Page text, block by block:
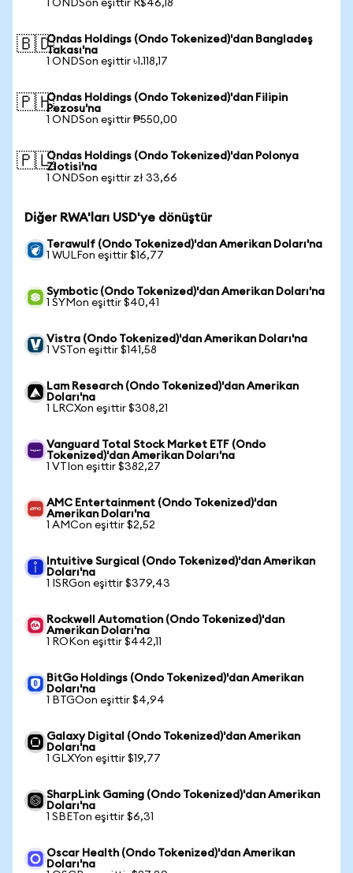
1 ONDSon eşittir R$46,18
🇧🇩Ondas Holdings (Ondo Tokenized)'dan Bangladeş
Takası'na
1 ONDSon eşittir ৳1.118,17
🇵🇭Ondas Holdings (Ondo Tokenized)'dan Filipin
Pezosu'na
1 ONDSon eşittir ₱550,00
🇵🇱Ondas Holdings (Ondo Tokenized)'dan Polonya
Zlotisi'na
1 ONDSon eşittir zł 33,66
Diğer RWA'ları USD'ye dönüştür
Terawulf (Ondo Tokenized)'dan Amerikan Doları'na
1 WULFon eşittir $16,77
Symbotic (Ondo Tokenized)'dan Amerikan Doları'na
1 SYMon eşittir $40,41
Vistra (Ondo Tokenized)'dan Amerikan Doları'na
1 VSTon eşittir $141,58
Lam Research (Ondo Tokenized)'dan Amerikan
Doları'na
1 LRCXon eşittir $308,21
Vanguard Total Stock Market ETF (Ondo
Tokenized)'dan Amerikan Doları'na
1 VTIon eşittir $382,27
AMC Entertainment (Ondo Tokenized)'dan
Amerikan Doları'na
1 AMCon eşittir $2,52
Intuitive Surgical (Ondo Tokenized)'dan Amerikan
Doları'na
1 ISRGon eşittir $379,43
Rockwell Automation (Ondo Tokenized)'dan
Amerikan Doları'na
1 ROKon eşittir $442,11
BitGo Holdings (Ondo Tokenized)'dan Amerikan
Doları'na
1 BTGOon eşittir $4,94
Galaxy Digital (Ondo Tokenized)'dan Amerikan
Doları'na
1 GLXYon eşittir $19,77
SharpLink Gaming (Ondo Tokenized)'dan Amerikan
Doları'na
1 SBETon eşittir $6,31
Oscar Health (Ondo Tokenized)'dan Amerikan
Doları'na